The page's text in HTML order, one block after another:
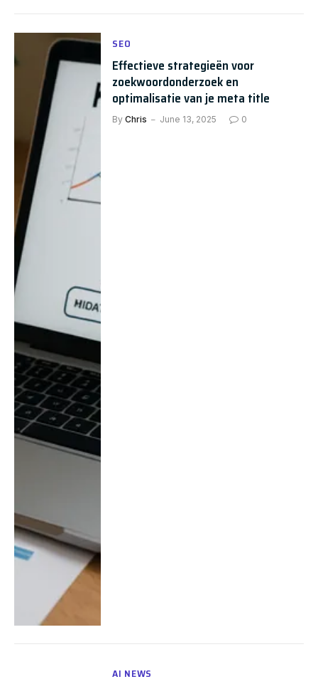
SEO
Effectieve strategieën voor
zoekwoordonderzoek en
optimalisatie van je meta title
By Chris June 13, 2025 0
AI NEWS